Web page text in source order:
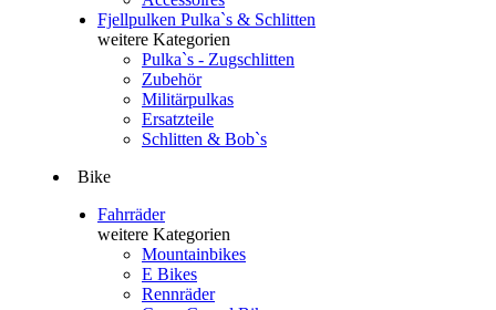
Fjellpulken Pulka`s & Schlitten
weitere Kategorien
Pulka`s - Zugschlitten
Zubehör
Militärpulkas
Ersatzteile
Schlitten & Bob`s
Bike
Fahrräder
weitere Kategorien
Mountainbikes
E Bikes
Rennräder